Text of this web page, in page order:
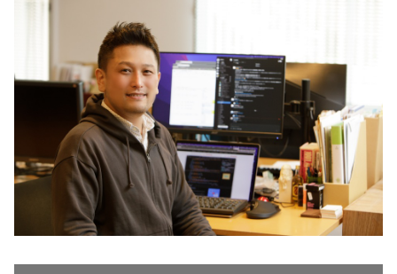
イベント・セミナー
インタビュー
就活成功ガイド
個人向けプラン
法人向けプラン
学校向けプラン
再チャレンジ結果一覧
note